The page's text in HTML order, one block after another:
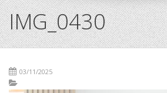
IMG_0430
03/11/2025